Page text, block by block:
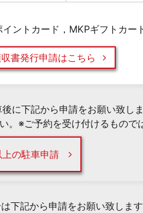
ントカード，MKPギフトカー
書発行申請はこちら
に下記から申請をお願い致し
。※ご予約を受け付けるもので
の駐車申請
下記から申請をお願い致しま